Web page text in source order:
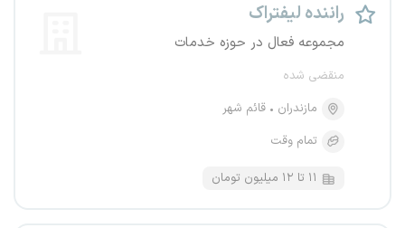
راننده لیفتراک
مجموعه فعال در حوزه خدمات
منقضی شده
مازندران
قائم شهر
تمام وقت
۱۱ تا ۱۲ میلیون تومان